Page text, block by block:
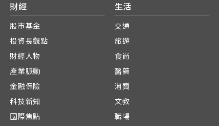
財經
股市基金
投資長觀點
財經人物
產業脈動
金融保險
科技新知
國際焦點
生活
交通
旅遊
食尚
醫藥
消費
文教
職場